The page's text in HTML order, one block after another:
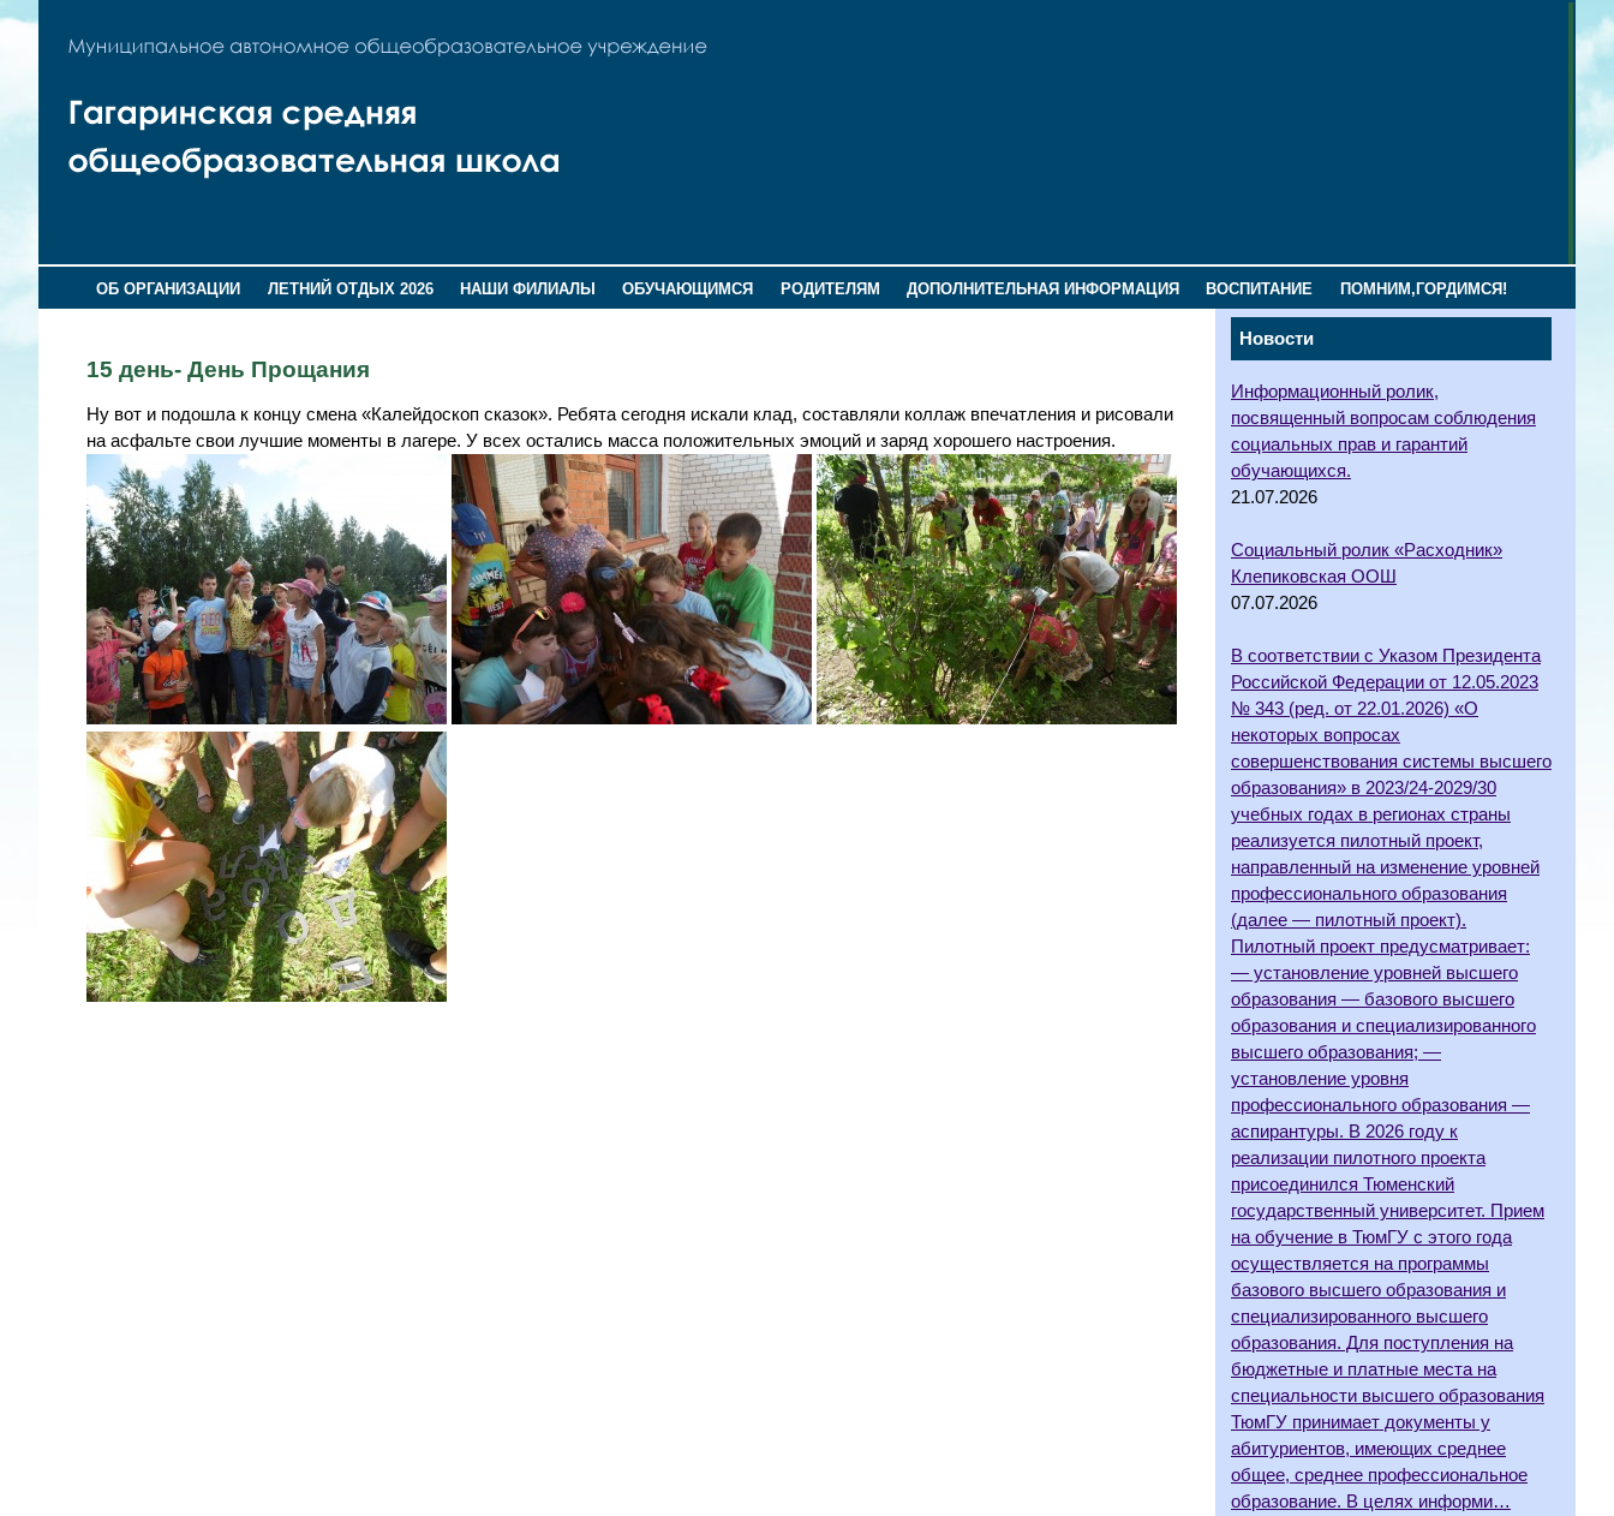
ОБ ОРГАНИЗАЦИИ ЛЕТНИЙ ОТДЫХ 2026 НАШИ ФИЛИАЛЫ ОБУЧАЮЩИМСЯ РОДИТЕЛЯМ ДОПОЛНИТЕЛЬНАЯ ИНФОРМАЦИЯ ВОСПИТАНИЕ ПОМНИМ,ГОРДИМСЯ!
Новости
Информационный ролик,
посвященный вопросам соблюдения
социальных прав и гарантий
обучающихся.
21.07.2026
Социальный ролик «Расходник»
Клепиковская ООШ
07.07.2026
В соответствии с Указом Президента
Российской Федерации от 12.05.2023
№ 343 (ред. от 22.01.2026) «О
некоторых вопросах
совершенствования системы высшего
образования» в 2023/24-2029/30
учебных годах в регионах страны
реализуется пилотный проект,
направленный на изменение уровней
профессионального образования
(далее — пилотный проект).
Пилотный проект предусматривает:
— установление уровней высшего
образования — базового высшего
образования и специализированного
высшего образования; —
установление уровня
профессионального образования —
аспирантуры. В 2026 году к
реализации пилотного проекта
присоединился Тюменский
государственный университет. Прием
на обучение в ТюмГУ с этого года
осуществляется на программы
базового высшего образования и
специализированного высшего
образования. Для поступления на
бюджетные и платные места на
специальности высшего образования
ТюмГУ принимает документы у
абитуриентов, имеющих среднее
общее, среднее профессиональное
образование. В целях информи…
15 день- День Прощания
Ну вот и подошла к концу смена «Калейдоскоп сказок». Ребята сегодня искали клад, составляли коллаж впечатления и рисовали
на асфальте свои лучшие моменты в лагере. У всех остались масса положительных эмоций и заряд хорошего настроения.